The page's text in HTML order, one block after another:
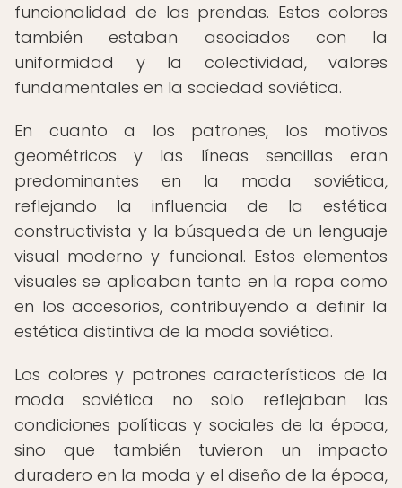
funcionalidad de las prendas. Estos colores
también estaban asociados con la
uniformidad y la colectividad, valores
fundamentales en la sociedad soviética.
En cuanto a los patrones, los motivos
geométricos y las líneas sencillas eran
predominantes en la moda soviética,
reflejando la influencia de la estética
constructivista y la búsqueda de un lenguaje
visual moderno y funcional. Estos elementos
visuales se aplicaban tanto en la ropa como
en los accesorios, contribuyendo a definir la
estética distintiva de la moda soviética.
Los colores y patrones característicos de la
moda soviética no solo reflejaban las
condiciones políticas y sociales de la época,
sino que también tuvieron un impacto
duradero en la moda y el diseño de la época,